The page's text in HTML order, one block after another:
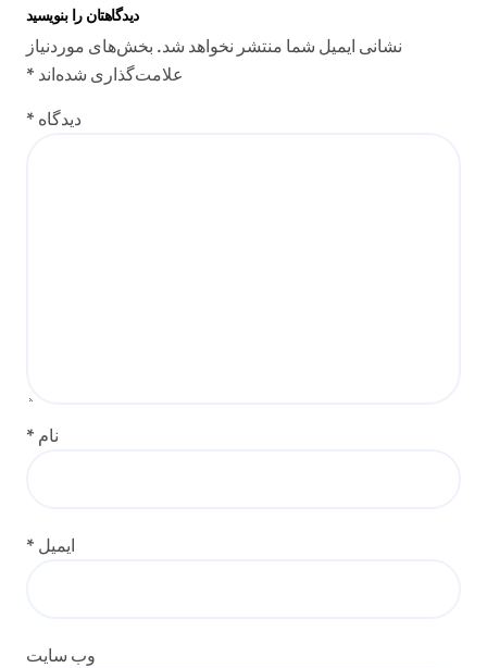
دیدگاهتان را بنویسید
نشانی ایمیل شما منتشر نخواهد شد. بخش‌های موردنیاز
علامت‌گذاری شده‌اند *
دیدگاه *
نام *
ایمیل *
وب‌ سایت